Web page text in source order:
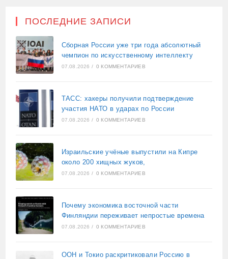
ПОСЛЕДНИЕ ЗАПИСИ
Сборная России уже три года абсолютный
чемпион по искусственному интеллекту
07.08.2026 / 0 КОММЕНТАРИЕВ
ТАСС: хакеры получили подтверждение
участия НАТО в ударах по России
07.08.2026 / 0 КОММЕНТАРИЕВ
Израильские учёные выпустили на Кипре
около 200 хищных жуков,
07.08.2026 / 0 КОММЕНТАРИЕВ
Почему экономика восточной части
Финляндии переживает непростые времена
07.08.2026 / 0 КОММЕНТАРИЕВ
ООН и Токио раскритиковали Россию в